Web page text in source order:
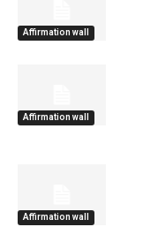
Affirmation wall
Affirmation wall
Affirmation wall